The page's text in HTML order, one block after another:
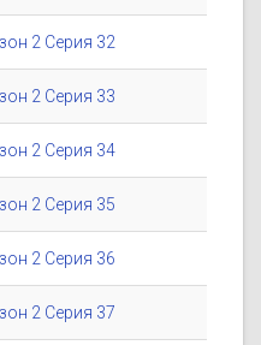
2 Серия 32
2 Серия 33
2 Серия 34
2 Серия 35
2 Серия 36
2 Серия 37